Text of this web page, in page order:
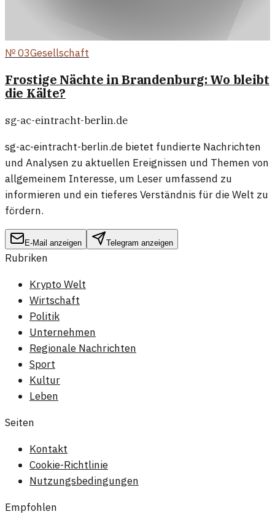
№03Gesellschaft
Frostige Nächte in Brandenburg: Wo bleibt
die Kälte?
sg-ac-eintracht-berlin.de
sg-ac-eintracht-berlin.de bietet fundierte Nachrichten
und Analysen zu aktuellen Ereignissen und Themen von
allgemeinem Interesse, um Leser umfassend zu
informieren und ein tieferes Verständnis für die Welt zu
fördern.
E-Mail anzeigen Telegram anzeigen
Rubriken
Krypto Welt
Wirtschaft
Politik
Unternehmen
Regionale Nachrichten
Sport
Kultur
Leben
Seiten
Kontakt
Cookie-Richtlinie
Nutzungsbedingungen
Empfohlen